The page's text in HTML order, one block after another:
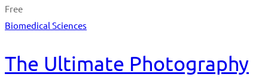
Free
Biomedical Sciences
The Ultimate Photography